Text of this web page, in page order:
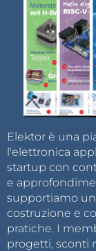
Elektor è una
l'elettronica
startup con
e
supportiamo
costruzione e
pratiche. I
progetti, sconti